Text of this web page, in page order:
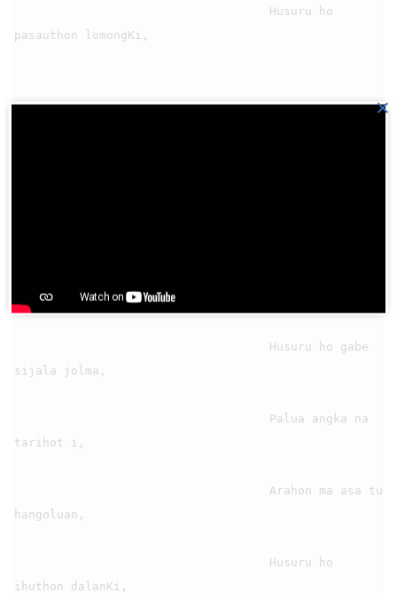
pasauthon lomongKi,
sijala jolma,
tarihot i,
hangoluan,
×